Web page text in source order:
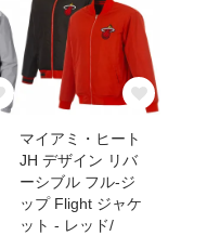
マイアミ・ヒート
JH デザイン リバ
ーシブル フル-ジ
ップ Flight ジャケ
ット - レッド/